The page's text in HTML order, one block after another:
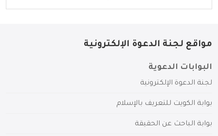
مواقع لجنة الدعوة الإلكترونية
البوابات الدعوية
لجنة الدعوة الإلكترونية
بوابة الكويت للتعريف بالإسلام
بوابة الباحث عن الحقيقة